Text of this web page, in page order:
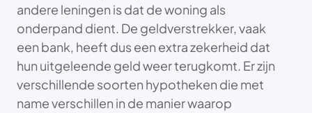
andere leningen is dat de woning als
onderpand dient. De geldverstrekker, vaak
een bank, heeft dus een extra zekerheid dat
hun uitgeleende geld weer terugkomt. Er zijn
verschillende soorten hypotheken die met
name verschillen in de manier waarop